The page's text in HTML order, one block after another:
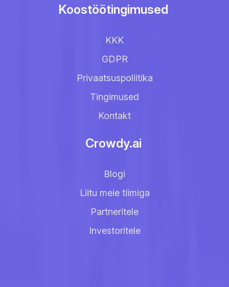
Koostöötingimused
KKK
GDPR
Privaatsuspoliitika
Tingimused
Kontakt
Crowdy.ai
Blogi
Liitu meie tiimiga
Partneritele
Investoritele